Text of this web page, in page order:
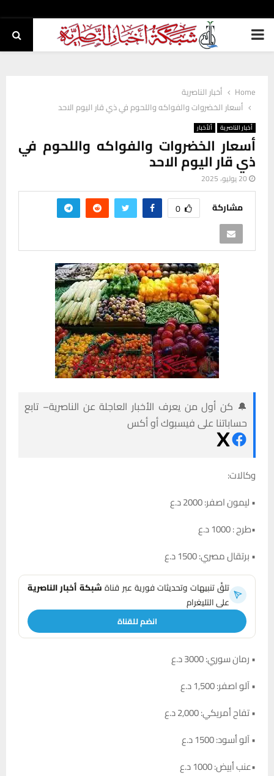
PRIMARY
Home
أخبار الناصرية
أسعار الخضروات والفواكه واللحوم في ذي قار اليوم الاحد
أخبار الناصرية ألأخبار
أسعار الخضروات والفواكه واللحوم في
ذي قار اليوم الاحد
20 يوليو، 2025
مشاركة 0
🔔 كن أول من يعرف الأخبار العاجلة عن الناصرية– تابع
حساباتنا على فيسبوك أو أكس
وكالات:
• ليمون اصفر: 2000 د.ع
•طرح : 1000 د.ع
• برتقال مصري: 1500 د.ع
تلقَّ تنبيهات وتحديثات فورية عبر قناةشبكة أخبار الناصرية
على التليغرام
انضم للقناة
• رمان سوري: 3000 د.ع
• آلو اصفر: 1,500 د.ع
• تفاح أمريكي: 2,000 د.ع
• آلو أسود: 1500 د.ع
•عنب أبيض: 1000 د.ع